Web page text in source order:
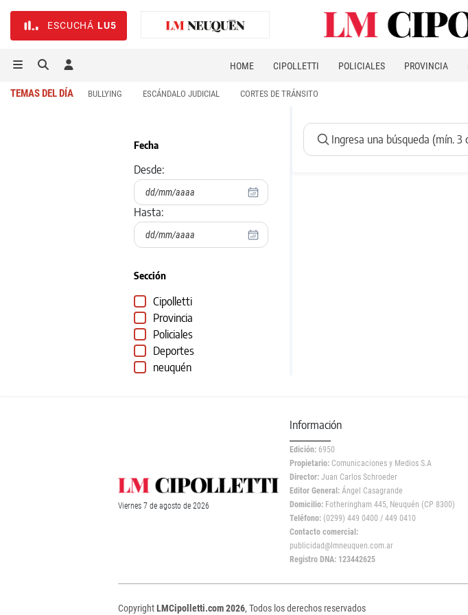
ESCUCHÁ LU5
HOME CIPOLLETTI POLICIALES PROVINCIA
TEMAS DEL DÍA BULLYING ESCÁNDALO JUDICIAL CORTES DE TRÁNSITO
Fecha
Desde:
Hasta:
Sección
Cipolletti
Provincia
Policiales
Deportes
neuquén
Viernes 7 de agosto de 2026
Información
Edición: 6950
Propietario: Comunicaciones y Medios S.A
Director: Juan Carlos Schroeder
Editor General: Ángel Casagrande
Domicilio: Fotheringham 445, Neuquén (CP 8300)
Teléfono: (0299) 449 0400 / 449 0410
Contacto comercial:
publicidad@lmneuquen.com.ar
Registro DNA: 123442625
CopyrightLMCipolletti.com 2026, Todos los derechos reservados